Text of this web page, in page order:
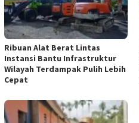
Ribuan Alat Berat Lintas
Instansi Bantu Infrastruktur
Wilayah Terdampak Pulih Lebih
Cepat